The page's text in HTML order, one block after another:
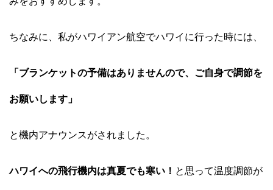
ちなみに、私がハワイアン航空でハワイに行った時には、
「ブランケットの予備はありませんので、ご自身で調節を
お願いします」
と機内アナウンスがされました。
ハワイへの飛行機内は真夏でも寒い！ と思って温度調節が